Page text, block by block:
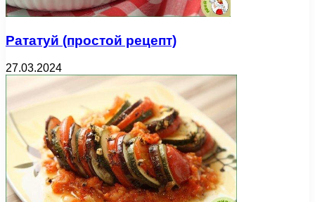
Рататуй (простой рецепт)
27.03.2024